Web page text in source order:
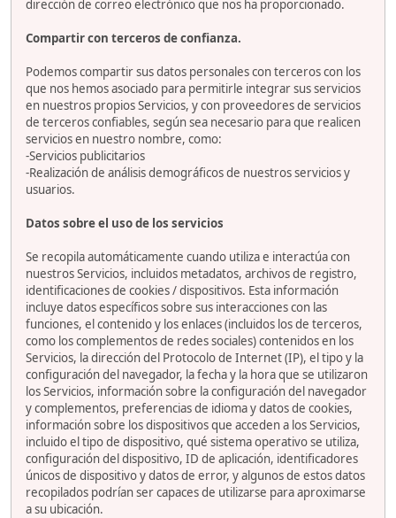
dirección de correo electrónico que nos ha proporcionado.
Compartir con terceros de confianza.
Podemos compartir sus datos personales con terceros con los
que nos hemos asociado para permitirle integrar sus servicios
en nuestros propios Servicios, y con proveedores de servicios
de terceros confiables, según sea necesario para que realicen
servicios en nuestro nombre, como:
-Servicios publicitarios
-Realización de análisis demográficos de nuestros servicios y
usuarios.
Datos sobre el uso de los servicios
Se recopila automáticamente cuando utiliza e interactúa con
nuestros Servicios, incluidos metadatos, archivos de registro,
identificaciones de cookies / dispositivos. Esta información
incluye datos específicos sobre sus interacciones con las
funciones, el contenido y los enlaces (incluidos los de terceros,
como los complementos de redes sociales) contenidos en los
Servicios, la dirección del Protocolo de Internet (IP), el tipo y la
configuración del navegador, la fecha y la hora que se utilizaron
los Servicios, información sobre la configuración del navegador
y complementos, preferencias de idioma y datos de cookies,
información sobre los dispositivos que acceden a los Servicios,
incluido el tipo de dispositivo, qué sistema operativo se utiliza,
configuración del dispositivo, ID de aplicación, identificadores
únicos de dispositivo y datos de error, y algunos de estos datos
recopilados podrían ser capaces de utilizarse para aproximarse
a su ubicación.